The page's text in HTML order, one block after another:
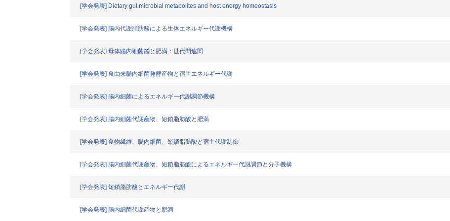
[学会発表] Dietary gut microbial metabolites and host energy homeostasis
[学会発表] 腸内代謝脂肪酸による生体エネルギー代謝機構
[学会発表] 母体腸内細菌叢と肥満：世代間連関
[学会発表] 食由来腸内細菌発酵産物と宿主エネルギー代謝
[学会発表] 腸内細菌によるエネルギー代謝調節機構
[学会発表] 腸内細菌代謝産物、短鎖脂肪酸と肥満
[学会発表] 食物繊維、腸内細菌、短鎖脂肪酸と宿主代謝制御
[学会発表] 腸内細菌代謝産物、短鎖脂肪酸によるエネルギー代謝調節と分子機構
[学会発表] 短鎖脂肪酸とエネルギー代謝
[学会発表] 腸内細菌代謝産物と肥満